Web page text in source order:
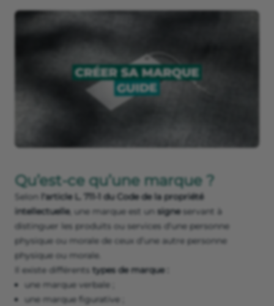
Qu’est-ce qu’une marque ?
Selon
l'article L. 711-1 du Code de la propriété
intellectuelle, une marque est un signeservant à
distinguer les produits ou services d'une personne
physique ou morale de ceux d’une autre personne
physique ou morale.
Il existe différents types de marque :
une marque verbale ;
une marque figurative ;